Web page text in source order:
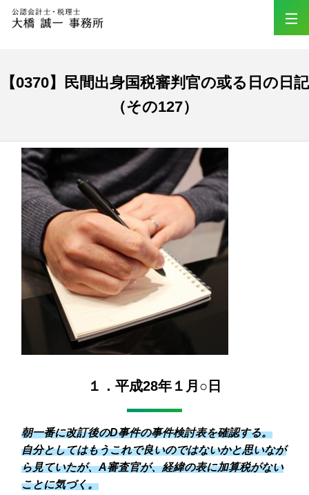
【0370】民間出身国税審判官の或る日の日記
（その127）
１．平成28年１月○日
朝一番に改訂後のD事件の事件検討表を確認する。
自分としてはもうこれで良いのではないかと思いなが
ら見ていたが、A審査官が、経緯の表に加算税がない
ことに気づく。